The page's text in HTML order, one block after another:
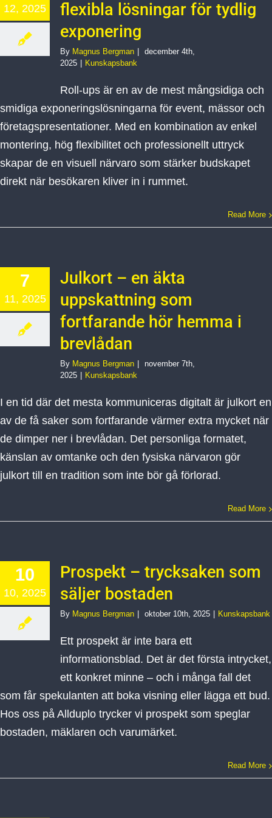
12, 2025
flexibla lösningar för tydlig
exponering
By Magnus Bergman
december 4th,
2025
Kunskapsbank
Roll-ups är en av de mest mångsidiga och
smidiga exponeringslösningarna för event, mässor och
företagspresentationer. Med en kombination av enkel
montering, hög flexibilitet och professionellt uttryck
skapar de en visuell närvaro som stärker budskapet
direkt när besökaren kliver in i rummet.
Read More
7
11, 2025
Julkort – en äkta
uppskattning som
fortfarande hör hemma i
brevlådan
By Magnus Bergman
november 7th,
2025
Kunskapsbank
I en tid där det mesta kommuniceras digitalt är julkort en
av de få saker som fortfarande värmer extra mycket när
de dimper ner i brevlådan. Det personliga formatet,
känslan av omtanke och den fysiska närvaron gör
julkort till en tradition som inte bör gå förlorad.
Read More
10
10, 2025
Prospekt – trycksaken som
säljer bostaden
By Magnus Bergman oktober 10th, 2025 Kunskapsbank
Ett prospekt är inte bara ett
informationsblad. Det är det första intrycket,
ett konkret minne – och i många fall det
som får spekulanten att boka visning eller lägga ett bud.
Hos oss på Allduplo trycker vi prospekt som speglar
bostaden, mäklaren och varumärket.
Read More